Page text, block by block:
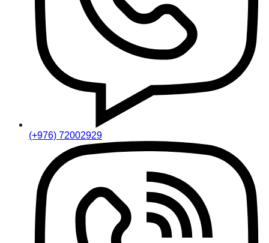
(+976) 72002929